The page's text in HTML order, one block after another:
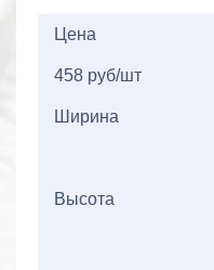
Цена
458 руб/шт
Ширина
Высота